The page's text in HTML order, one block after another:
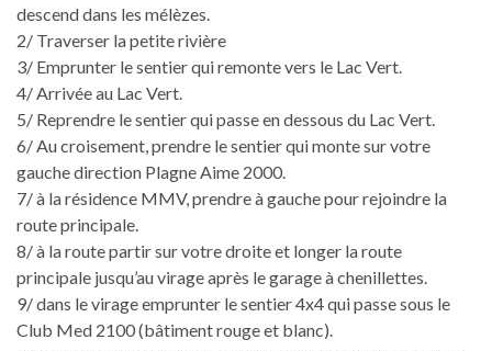
descend dans les mélèzes.
2/ Traverser la petite rivière
3/ Emprunter le sentier qui remonte vers le Lac Vert.
4/ Arrivée au Lac Vert.
5/ Reprendre le sentier qui passe en dessous du Lac Vert.
6/ Au croisement, prendre le sentier qui monte sur votre
gauche direction Plagne Aime 2000.
7/ à la résidence MMV, prendre à gauche pour rejoindre la
route principale.
8/ à la route partir sur votre droite et longer la route
principale jusqu’au virage après le garage à chenillettes.
9/ dans le virage emprunter le sentier 4x4 qui passe sous le
Club Med 2100 (bâtiment rouge et blanc).